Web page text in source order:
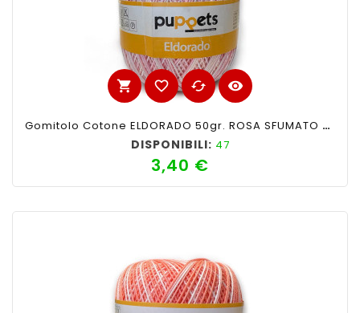
shopping_cart favorite_border cached visibility
Gomitolo Cotone ELDORADO 50gr. ROSA SFUMATO N°120
DISPONIBILI: 47
3,40 €